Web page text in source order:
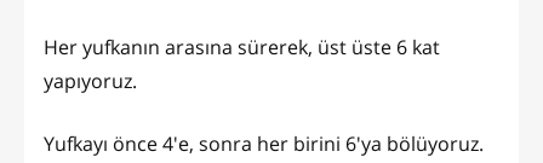
Her yufkanın arasına sürerek, üst üste 6 kat
yapıyoruz.
Yufkayı önce 4'e, sonra her birini 6'ya bölüyoruz.